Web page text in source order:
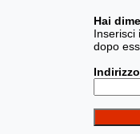
Hai
Inserisci
dopo